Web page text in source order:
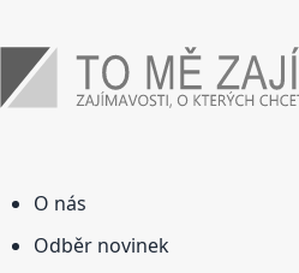
O nás
Odběr novinek